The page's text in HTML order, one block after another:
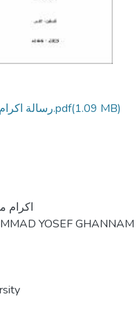
رسالة اكرام غنام معدلة 3.pdf(1.09 MB)
اكرام
YOSEF GHANNAM